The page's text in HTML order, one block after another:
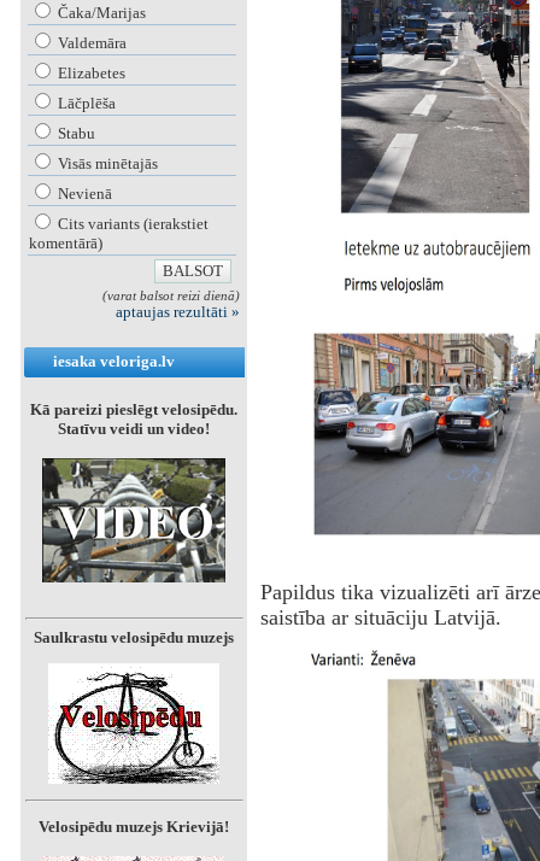
Čaka/Marijas
Valdemāra
Elizabetes
Lāčplēša
Stabu
Visās minētajās
Nevienā
Cits variants (ierakstiet
komentārā)
(varat balsot reizi dienā)
aptaujas rezultāti »
iesaka veloriga.lv
Kā pareizi pieslēgt velosipēdu.
Statīvu veidi un video!
Saulkrastu velosipēdu muzejs
Velosipēdu muzejs Krievijā!
Papildus tika vizualizēti arī
saistība ar situāciju Latvijā.